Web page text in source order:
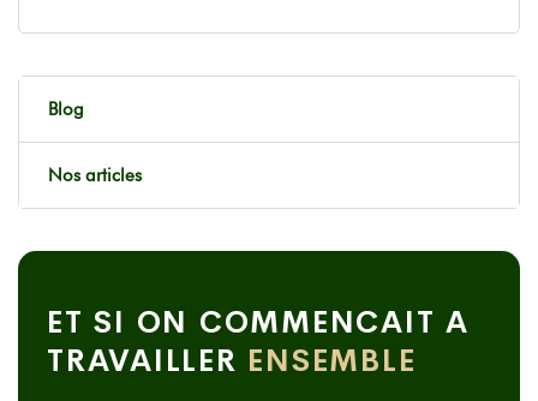
Blog
Nos articles
ET SI ON COMMENCAIT A
TRAVAILLER ENSEMBLE